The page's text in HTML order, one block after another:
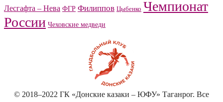
Лесгафта – Нева ФГР Филиппов Цыбенко Чемпионат
России Чеховские медведи
© 2018–2022 ГК «Донские казаки – ЮФУ» Таганрог. Все